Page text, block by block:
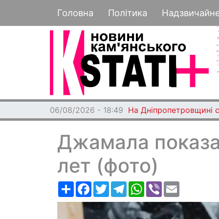
Основная навигация
Головна Політика
06/08/2026 - 18:49 На Дніпропетровщині
Джамала
лет (фото)
РесурсFacebook
TwitterTelegramWhatsApp
Viber